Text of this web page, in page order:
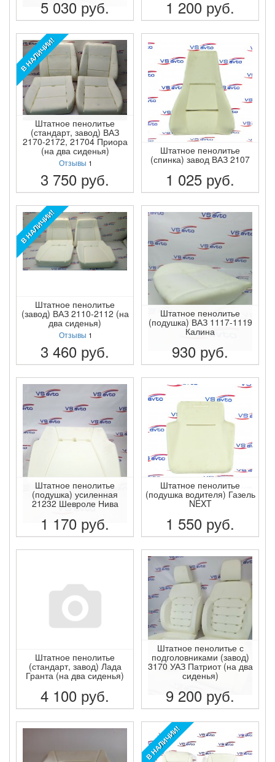
5 030 руб.
ПОДРОБНЕЕ
1 200 руб.
ПОДРОБНЕЕ
В НАЛИЧИИ!
Штатное пенолитье
(стандарт, завод) ВАЗ
2170-2172, 21704 Приора
(на два сиденья)
Отзывы 1
3 750 руб.
ПОДРОБНЕЕ
Штатное пенолитье
(спинка) завод ВАЗ 2107
1 025 руб.
ПОДРОБНЕЕ
В НАЛИЧИИ!
Штатное пенолитье
(завод) ВАЗ 2110-2112 (на
два сиденья)
Отзывы 1
3 460 руб.
ПОДРОБНЕЕ
Штатное пенолитье
(подушка) ВАЗ 1117-1119
Калина
930 руб.
ПОДРОБНЕЕ
Штатное пенолитье
(подушка) усиленная
21232 Шевроле Нива
1 170 руб.
ПОДРОБНЕЕ
Штатное пенолитье
(подушка водителя) Газель
NEXT
1 550 руб.
ПОДРОБНЕЕ
Штатное пенолитье
(стандарт, завод) Лада
Гранта (на два сиденья)
4 100 руб.
ПОДРОБНЕЕ
Штатное пенолитье с
подголовниками (завод)
3170 УАЗ Патриот (на два
сиденья)
9 200 руб.
ПОДРОБНЕЕ
В НАЛИЧИИ!